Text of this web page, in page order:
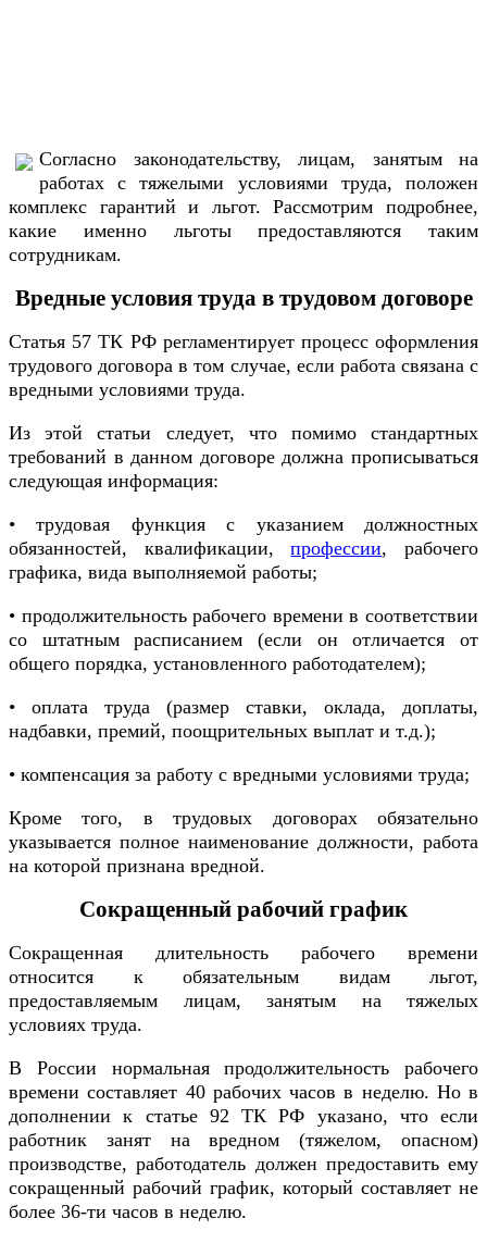
Согласно законодательству, лицам, занятым на
работах с тяжелыми условиями труда, положен
комплекс гарантий и льгот. Рассмотрим подробнее,
какие именно льготы предоставляются таким
сотрудникам.
Вредные условия труда в трудовом договоре
Статья 57 ТК РФ регламентирует процесс оформления
трудового договора в том случае, если работа связана с
вредными условиями труда.
Из этой статьи следует, что помимо стандартных
требований в данном договоре должна прописываться
следующая информация:
• трудовая функция с указанием должностных
обязанностей, квалификации,профессии, рабочего
графика, вида выполняемой работы;
• продолжительность рабочего времени в соответствии
со штатным расписанием (если он отличается от
общего порядка, установленного работодателем);
• оплата труда (размер ставки, оклада, доплаты,
надбавки, премий, поощрительных выплат и т.д.);
• компенсация за работу с вредными условиями труда;
Кроме того, в трудовых договорах обязательно
указывается полное наименование должности, работа
на которой признана вредной.
Сокращенный рабочий график
Сокращенная длительность рабочего времени
относится к обязательным видам льгот,
предоставляемым лицам, занятым на тяжелых
условиях труда.
В России нормальная продолжительность рабочего
времени составляет 40 рабочих часов в неделю. Но в
дополнении к статье 92 ТК РФ указано, что если
работник занят на вредном (тяжелом, опасном)
производстве, работодатель должен предоставить ему
сокращенный рабочий график, который составляет не
более 36-ти часов в неделю.